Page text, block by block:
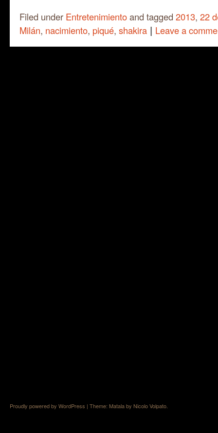
Filed under Entretenimientoand tagged 2013, 22
Milán, nacimiento, piqué, shakira | Leave a
Proudly powered by WordPress | Theme: Matala by Nicolo Volpato.